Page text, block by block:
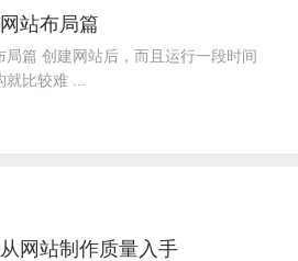
站布局篇
篇 创建网站后，而且运行一段时间
比较难 ...
网站制作质量入手